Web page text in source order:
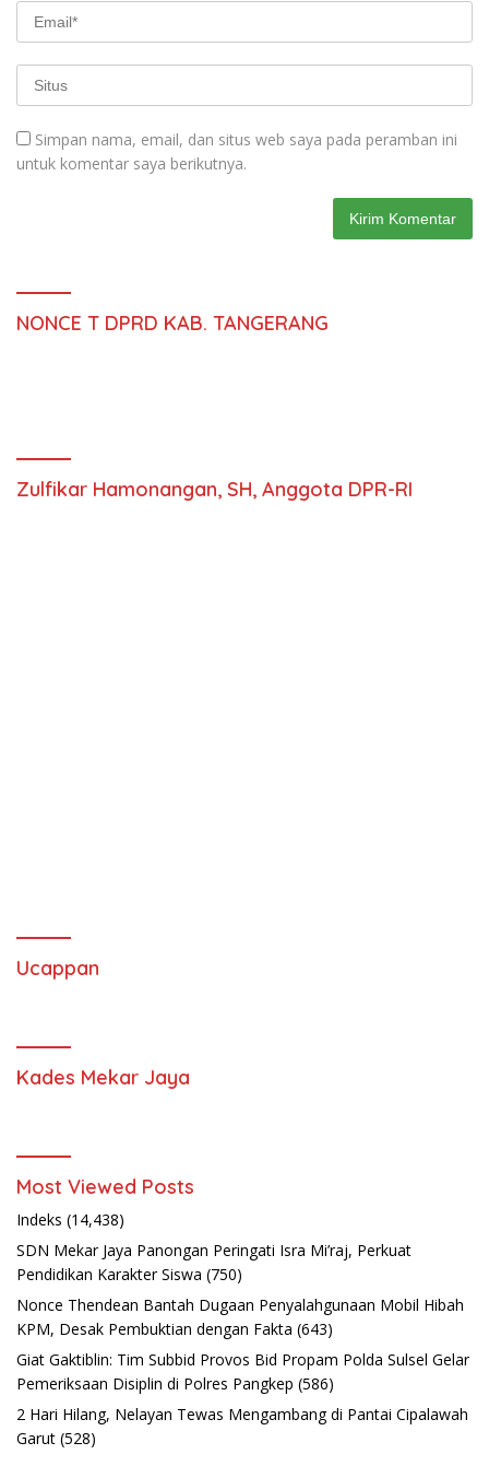
Simpan nama, email, dan situs web saya pada peramban ini
untuk komentar saya berikutnya.
NONCE T DPRD KAB. TANGERANG
Zulfikar Hamonangan, SH, Anggota DPR-RI
Ucappan
Kades Mekar Jaya
Most Viewed Posts
Indeks (14,438)
SDN Mekar Jaya Panongan Peringati Isra Mi’raj, Perkuat
Pendidikan Karakter Siswa (750)
Nonce Thendean Bantah Dugaan Penyalahgunaan Mobil Hibah
KPM, Desak Pembuktian dengan Fakta (643)
Giat Gaktiblin: Tim Subbid Provos Bid Propam Polda Sulsel Gelar
Pemeriksaan Disiplin di Polres Pangkep (586)
2 Hari Hilang, Nelayan Tewas Mengambang di Pantai Cipalawah
Garut (528)